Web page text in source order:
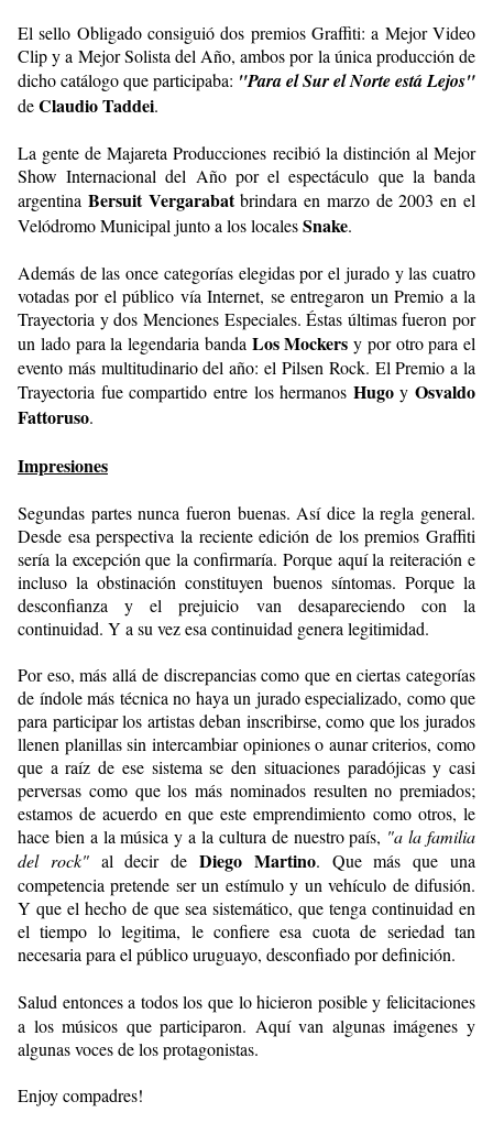
El sello Obligado consiguió dos premios Graffiti: a Mejor Video
Clip y a Mejor Solista del Año, ambos por la única producción de
dicho catálogo que participaba: "Para el Sur el Norte está Lejos"
deClaudio Taddei.
La gente de Majareta Producciones recibió la distinción al Mejor
Show Internacional del Año por el espectáculo que la banda
argentina Bersuit Vergarabatbrindara en marzo de 2003 en el
Velódromo Municipal junto a los localesSnake.
Además de las once categorías elegidas por el jurado y las cuatro
votadas por el público vía Internet, se entregaron un Premio a la
Trayectoria y dos Menciones Especiales. Éstas últimas fueron por
un lado para la legendaria banda Los Mockers y por otro para el
evento más multitudinario del año: el Pilsen Rock. El Premio a la
Trayectoria fue compartido entre los hermanos Hugoy Osvaldo
Fattoruso.
Impresiones
Segundas partes nunca fueron buenas. Así dice la regla general.
Desde esa perspectiva la reciente edición de los premios Graffiti
sería la excepción que la confirmaría. Porque aquí la reiteración e
incluso la obstinación constituyen buenos síntomas. Porque la
desconfianza y el prejuicio van desapareciendo con la
continuidad. Y a su vez esa continuidad genera legitimidad.
Por eso, más allá de discrepancias como que en ciertas categorías
de índole más técnica no haya un jurado especializado, como que
para participar los artistas deban inscribirse, como que los jurados
llenen planillas sin intercambiar opiniones o aunar criterios, como
que a raíz de ese sistema se den situaciones paradójicas y casi
perversas como que los más nominados resulten no premiados;
estamos de acuerdo en que este emprendimiento como otros, le
hace bien a la música y a la cultura de nuestro país, "a la familia
del rock" al decir deDiego Martino. Que más que una
competencia pretende ser un estímulo y un vehículo de difusión.
Y que el hecho de que sea sistemático, que tenga continuidad en
el tiempo lo legitima, le confiere esa cuota de seriedad tan
necesaria para el público uruguayo, desconfiado por definición.
Salud entonces a todos los que lo hicieron posible y felicitaciones
a los músicos que participaron. Aquí van algunas imágenes y
algunas voces de los protagonistas.
Enjoy compadres!